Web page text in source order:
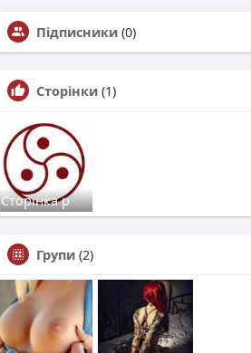
Підписники (0)
Сторінки (1)
Сторінка р
Групи (2)